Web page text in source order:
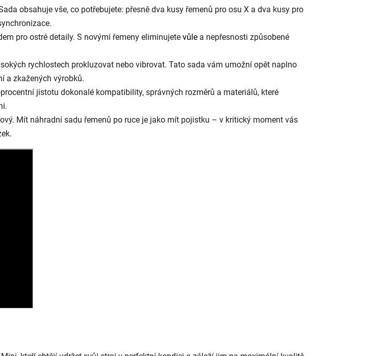
obsahuje vše, co potřebujete: přesně dva kusy řemenů pro osu X a dva kusy pro
pro ostré detaily. S novými řemeny eliminujete vůle a nepřesnosti způsobené
rychlostech prokluzovat nebo vibrovat. Tato sada vám umožní opět naplno
a zkažených výrobků.
jistotu dokonalé kompatibility, správných rozměrů a materiálů, které
Mít náhradní sadu řemenů po ruce je jako mít pojistku – v kritický moment vás